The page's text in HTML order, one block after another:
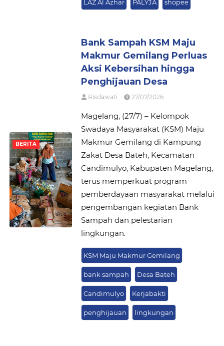
LAZ Al Azhar PALYJA shopee
BERITA
Bank Sampah KSM Maju
Makmur Gemilang Perluas
Aksi Kebersihan hingga
Penghijauan Desa
Risdawati 27/07/2026
Magelang, (27/7) – Kelompok
Swadaya Masyarakat (KSM) Maju
Makmur Gemilang di Kampung
Zakat Desa Bateh, Kecamatan
Candimulyo, Kabupaten Magelang,
terus memperkuat program
pemberdayaan masyarakat melalui
pengembangan kegiatan Bank
Sampah dan pelestarian
lingkungan.
KSM Maju Makmur Gemilang
bank sampah Desa Bateh
Candimulyo Kerjabakti
penghijauan lingkungan